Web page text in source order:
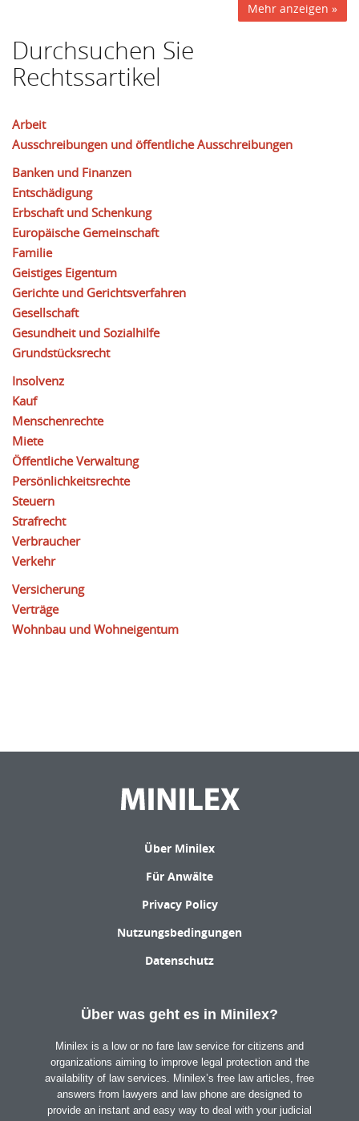
Mehr anzeigen »
Durchsuchen Sie
Rechtssartikel
Arbeit
Ausschreibungen und öffentliche Ausschreibungen
Banken und Finanzen
Entschädigung
Erbschaft und Schenkung
Europäische Gemeinschaft
Familie
Geistiges Eigentum
Gerichte und Gerichtsverfahren
Gesellschaft
Gesundheit und Sozialhilfe
Grundstücksrecht
Insolvenz
Kauf
Menschenrechte
Miete
Öffentliche Verwaltung
Persönlichkeitsrechte
Steuern
Strafrecht
Verbraucher
Verkehr
Versicherung
Verträge
Wohnbau und Wohneigentum
Über Minilex
Für Anwälte
Privacy Policy
Nutzungsbedingungen
Datenschutz
Über was geht es in Minilex?
Minilex is a low or no fare law service for citizens and
organizations aiming to improve legal protection and the
availability of law services. Minilex’s free law articles, free
answers from lawyers and law phone are designed to
provide an instant and easy way to deal with your judicial